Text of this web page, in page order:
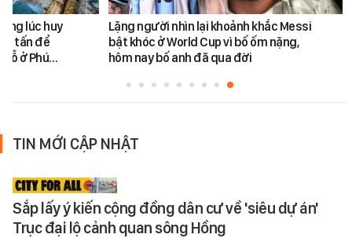
lúc huy
tấn để
ở Phú…
Lặng người nhìn lại khoảnh khắc Messi
bật khóc ở World Cup vì bố ốm nặng,
hôm nay bố anh đã qua đời
TIN MỚI CẬP NHẬT
Sắp lấy ý kiến cộng đồng dân cư về 'siêu dự án'
Trục đại lộ cảnh quan sông Hồng